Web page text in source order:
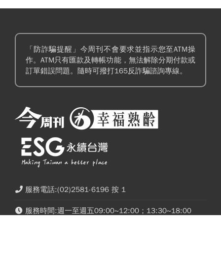
「防詐騙提醒」今周刊不會要求並指示您至ATM操
作。ATM只有匯款及轉帳功能，無法解除分期付款或
訂單錯誤問題。隨時可撥打165反詐騙諮詢專線。
服務電話:(02)2581-6196 按 1
服務時間:週一至週五09:00~12:00；13:30~18:00